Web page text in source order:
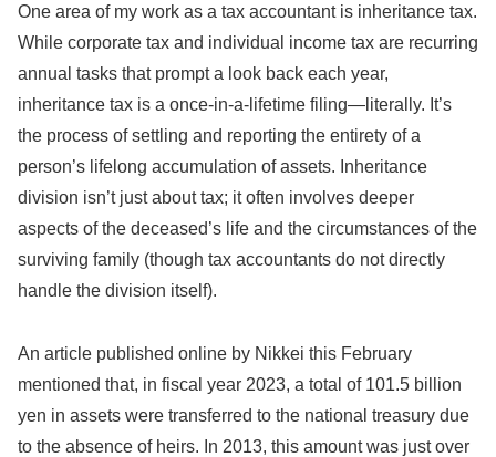
One area of my work as a tax accountant is inheritance tax.
While corporate tax and individual income tax are recurring
annual tasks that prompt a look back each year,
inheritance tax is a once-in-a-lifetime filing—literally. It’s
the process of settling and reporting the entirety of a
person’s lifelong accumulation of assets. Inheritance
division isn’t just about tax; it often involves deeper
aspects of the deceased’s life and the circumstances of the
surviving family (though tax accountants do not directly
handle the division itself).
An article published online by Nikkei this February
mentioned that, in fiscal year 2023, a total of 101.5 billion
yen in assets were transferred to the national treasury due
to the absence of heirs. In 2013, this amount was just over